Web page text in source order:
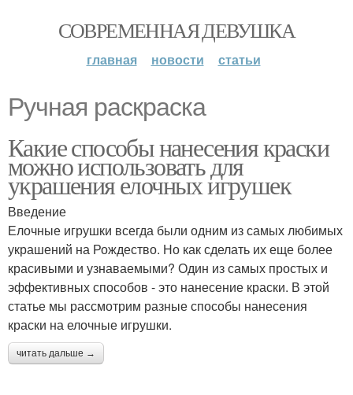
СОВРЕМЕННАЯ ДЕВУШКА
главная новости статьи
Ручная раскраска
Какие способы нанесения краски
можно использовать для
украшения елочных игрушек
Введение
Елочные игрушки всегда были одним из самых любимых
украшений на Рождество. Но как сделать их еще более
красивыми и узнаваемыми? Один из самых простых и
эффективных способов - это нанесение краски. В этой
статье мы рассмотрим разные способы нанесения
краски на елочные игрушки.
читать дальше →